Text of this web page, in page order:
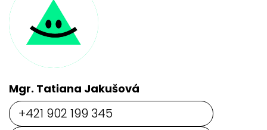
Mgr. Tatiana Jakušová
+421 902 199 345